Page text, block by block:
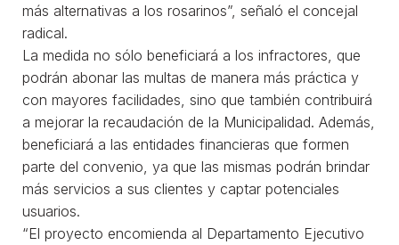
más alternativas a los rosarinos”, señaló el concejal
radical.
La medida no sólo beneficiará a los infractores, que
podrán abonar las multas de manera más práctica y
con mayores facilidades, sino que también contribuirá
a mejorar la recaudación de la Municipalidad. Además,
beneficiará a las entidades financieras que formen
parte del convenio, ya que las mismas podrán brindar
más servicios a sus clientes y captar potenciales
usuarios.
“El proyecto encomienda al Departamento Ejecutivo